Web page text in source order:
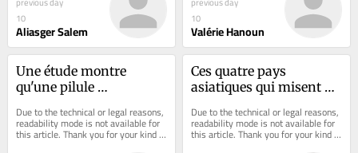
10
Aliasger Salem
10
Valérie Hanoun
Une étude montre
qu'une pilule
VIH est aussi efficace
qu'une prise
Due to the technical or legal reasons,
readability mode is not available for
this article. Thank you for your kind
Ces quatre pays
asiatiques qui misent
la table
Due to the technical or legal reasons,
readability mode is not available for
this article. Thank you for your kind